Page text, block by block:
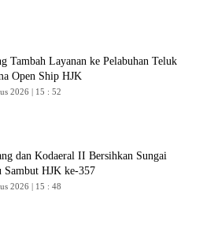
Tambah Layanan ke Pelabuhan Teluk
Open Ship HJK
2026 | 15 : 52
dan Kodaeral II Bersihkan Sungai
Sambut HJK ke-357
2026 | 15 : 48